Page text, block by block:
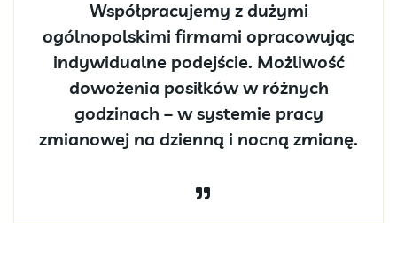
Współpracujemy z dużymi
ogólnopolskimi firmami opracowując
indywidualne podejście. Możliwość
dowożenia posiłków w różnych
godzinach – w systemie pracy
zmianowej na dzienną i nocną zmianę.